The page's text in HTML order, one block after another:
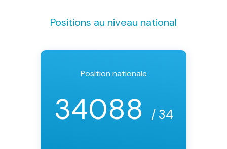
Positions au niveau national
Position nationale
34088 / 34